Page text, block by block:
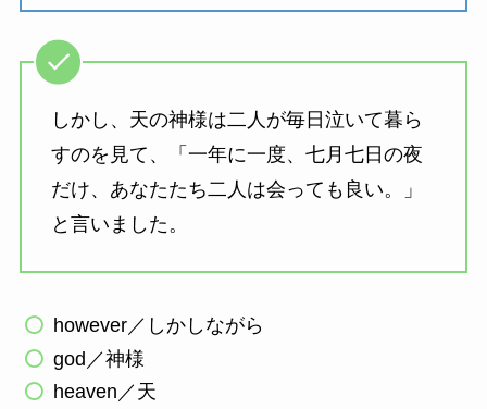
しかし、天の神様は二人が毎日泣いて暮ら
すのを見て、「一年に一度、七月七日の夜
だけ、あなたたち二人は会っても良い。」
と言いました。
however／しかしながら
god／神様
heaven／天